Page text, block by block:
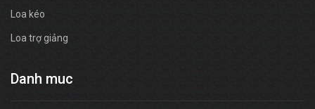
Loa kéo
Loa trợ giảng
Danh muc